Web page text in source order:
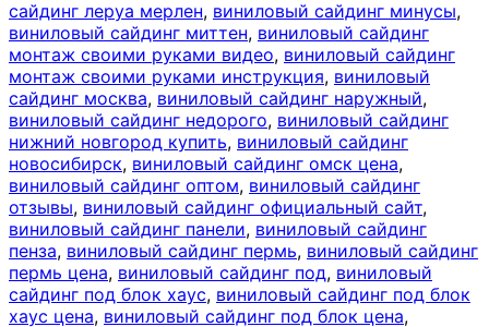
сайдинг леруа мерлен, виниловый сайдинг минусы,
виниловый сайдинг миттен, виниловый сайдинг
монтаж своими руками видео, виниловый сайдинг
монтаж своими руками инструкция, виниловый
сайдинг москва, виниловый сайдинг наружный,
виниловый сайдинг недорого, виниловый сайдинг
нижний новгород купить, виниловый сайдинг
новосибирск, виниловый сайдинг омск цена,
виниловый сайдинг оптом, виниловый сайдинг
отзывы, виниловый сайдинг официальный сайт,
виниловый сайдинг панели, виниловый сайдинг
пенза, виниловый сайдинг пермь, виниловый сайдинг
пермь цена, виниловый сайдинг под, виниловый
сайдинг под блок хаус, виниловый сайдинг под блок
хаус цена, виниловый сайдинг под блок цена,